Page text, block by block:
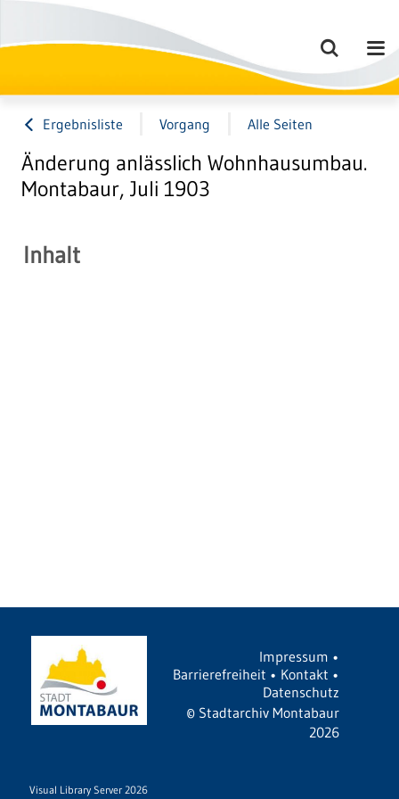
Ergebnisliste Vorgang Alle Seiten
Änderung anlässlich Wohnhausumbau.
Montabaur, Juli 1903
Inhalt
Impressum •
Barrierefreiheit • Kontakt •
Datenschutz
© Stadtarchiv Montabaur
2026
Visual Library Server 2026